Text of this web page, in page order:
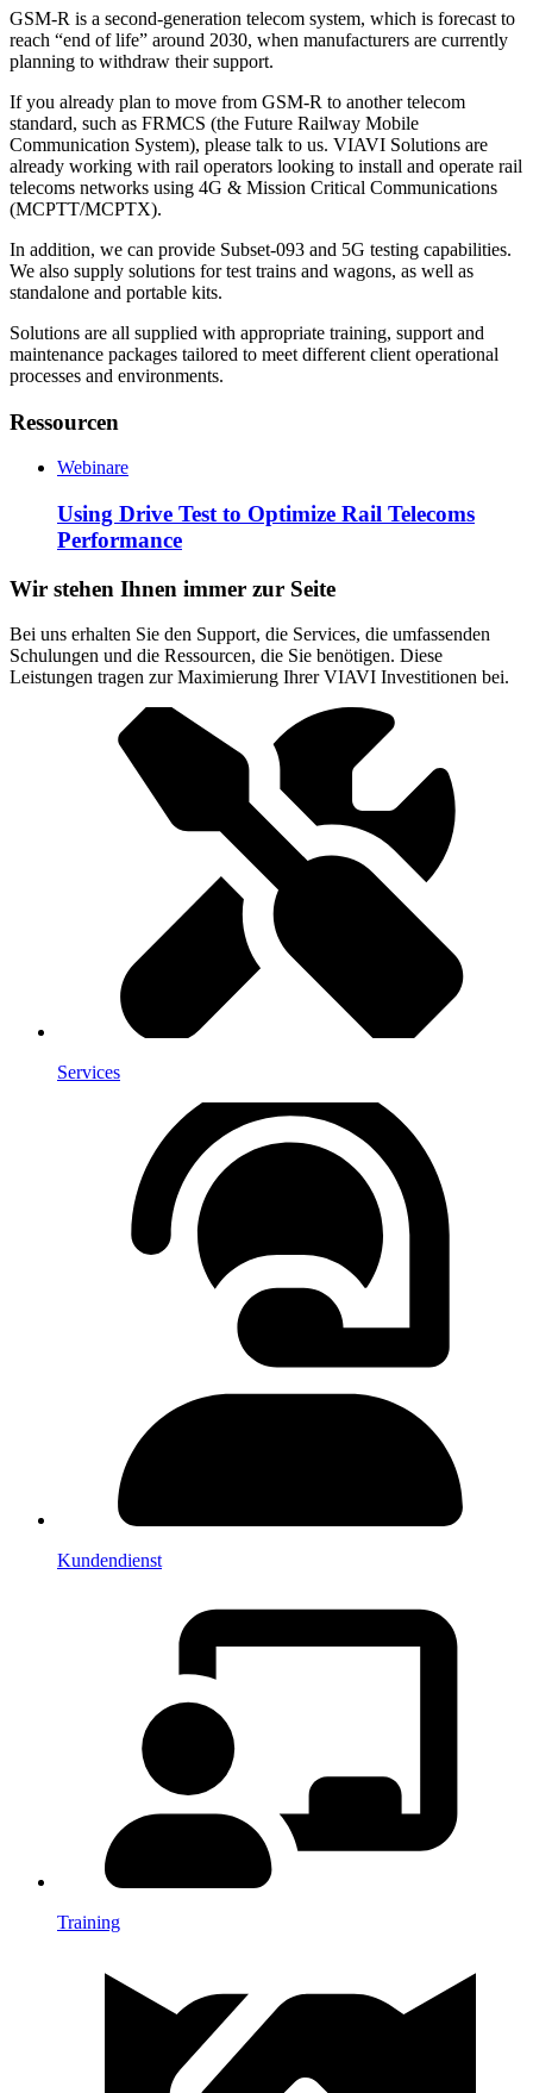
GSM-R is a second-generation telecom system, which is forecast to
reach “end of life” around 2030, when manufacturers are currently
planning to withdraw their support.
If you already plan to move from GSM-R to another telecom
standard, such as FRMCS (the Future Railway Mobile
Communication System), please talk to us. VIAVI Solutions are
already working with rail operators looking to install and operate rail
telecoms networks using 4G & Mission Critical Communications
(MCPTT/MCPTX).
In addition, we can provide Subset-093 and 5G testing capabilities.
We also supply solutions for test trains and wagons, as well as
standalone and portable kits.
Solutions are all supplied with appropriate training, support and
maintenance packages tailored to meet different client operational
processes and environments.
Ressourcen
Webinare
Using Drive Test to Optimize Rail Telecoms
Performance
Wir stehen Ihnen immer zur Seite
Bei uns erhalten Sie den Support, die Services, die umfassenden
Schulungen und die Ressourcen, die Sie benötigen. Diese
Leistungen tragen zur Maximierung Ihrer VIAVI Investitionen bei.
Services
Kundendienst
Training